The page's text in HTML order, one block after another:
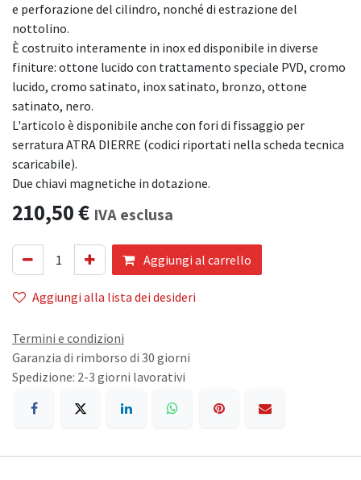
e perforazione del cilindro, nonché di estrazione del
nottolino.
È costruito interamente in inox ed disponibile in diverse
finiture: ottone lucido con trattamento speciale PVD, cromo
lucido, cromo satinato, inox satinato, bronzo, ottone
satinato, nero.
L'articolo è disponibile anche con fori di fissaggio per
serratura ATRA DIERRE (codici riportati nella scheda tecnica
scaricabile).
Due chiavi magnetiche in dotazione.
210,50€ IVA esclusa
Aggiungi al carrello
Aggiungi alla lista dei desideri
Termini e condizioni
Garanzia di rimborso di 30 giorni
Spedizione: 2-3 giorni lavorativi